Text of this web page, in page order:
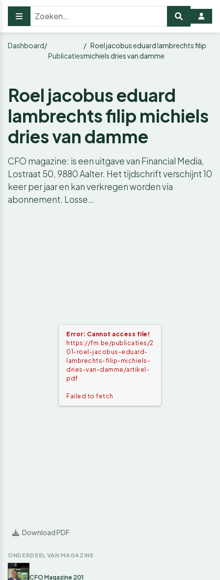
Dashboard
Publicaties
Roel jacobus eduard lambrechts filip
michiels dries van damme
Roel jacobus eduard
lambrechts filip michiels
dries van damme
CFO magazine: is een uitgave van Financial Media,
Lostraat 50, 9880 Aalter. Het tijdschrift verschijnt 10
keer per jaar en kan verkregen worden via
abonnement. Losse…
Error: Cannot access file!
https://fm.be/publicaties/2
01-roel-jacobus-eduard-
lambrechts-filip-michiels-
dries-van-damme/artikel-
pdf
Failed to fetch
Download PDF
ONDERDEEL VAN MAGAZINE
CFO Magazine 201